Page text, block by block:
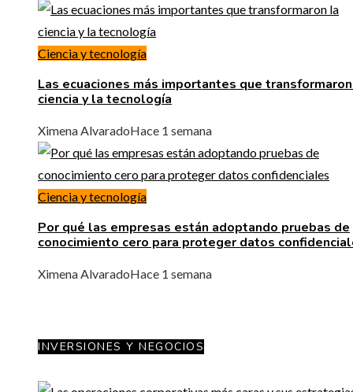
Ciencia y tecnología
Las ecuaciones más importantes que
ciencia y la tecnología
Ximena AlvaradoHace 1 semana
Ciencia y tecnología
Por qué las empresas están adoptando pruebas de
conocimiento cero para proteger datos
Ximena AlvaradoHace 1 semana
INVERSIONES Y NEGOCIOS